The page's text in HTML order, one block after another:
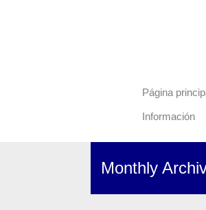
Página
Información
Monthly